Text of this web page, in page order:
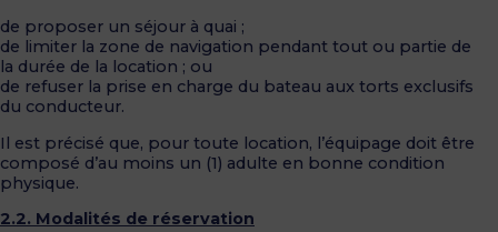
de proposer un séjour à quai ;
de limiter la zone de navigation pendant tout ou partie de
la durée de la location ; ou
de refuser la prise en charge du bateau aux torts exclusifs
du conducteur.
Il est précisé que, pour toute location, l’équipage doit être
composé d’au moins un (1) adulte en bonne condition
physique.
2.2. Modalités de réservation